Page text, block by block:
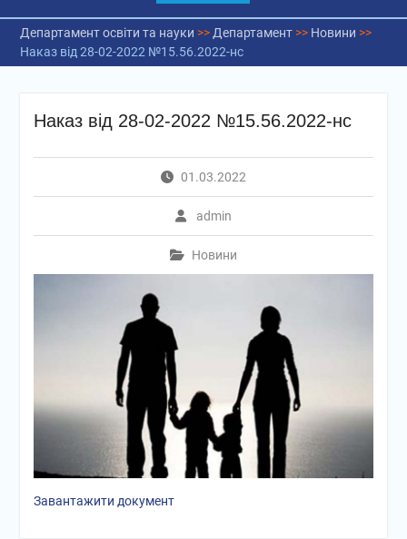
Департамент освіти та науки >> Департамент>> Новини >>
Наказ від 28-02-2022 №15.56.2022-нс
Наказ від 28-02-2022 №15.56.2022-нс
01.03.2022
admin
Новини
Завантажити документ